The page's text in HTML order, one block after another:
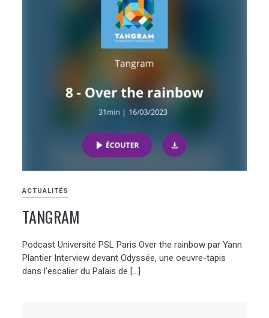
ACTUALITÉS
TANGRAM
Podcast Université PSL Paris Over the rainbow par Yann
Plantier Interview devant Odyssée, une oeuvre-tapis
dans l’escalier du Palais de […]